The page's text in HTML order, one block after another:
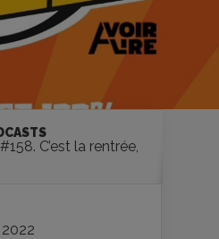
C’est la rentrée,